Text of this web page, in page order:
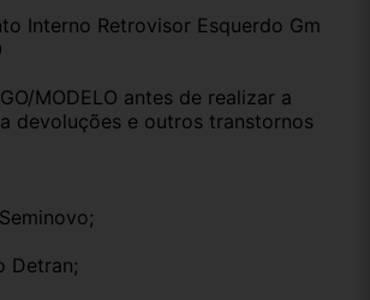
Interno Retrovisor Esquerdo Gm
MODELO antes de realizar a
devoluções e outros transtornos
Detran;